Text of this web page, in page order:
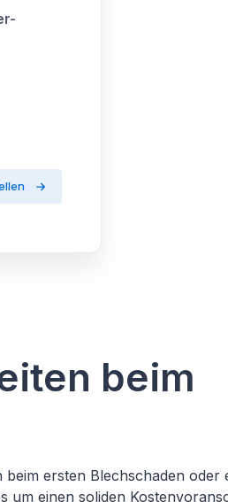
beim
ersten Blechschaden
einen soliden